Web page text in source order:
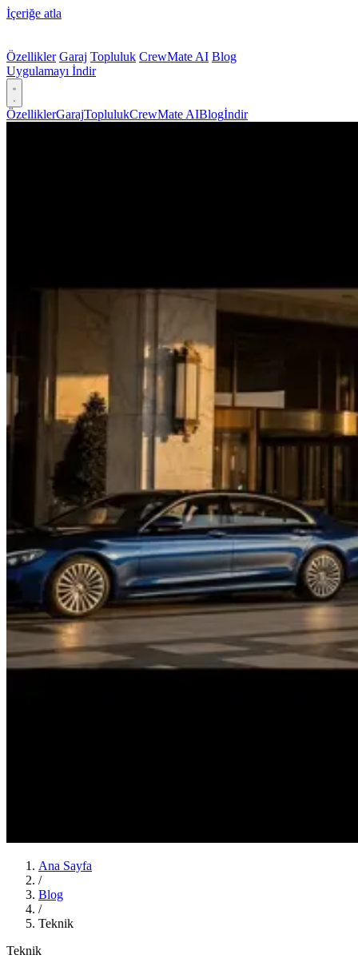
İçeriğe atla
Özellikler Garaj Topluluk CrewMate AI Blog
Uygulamayı İndir
ÖzelliklerGarajToplulukCrewMate AIBlogİndir
Ana Sayfa
/
Blog
/
Teknik
Teknik